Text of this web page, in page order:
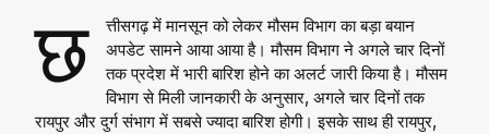
छ
त्तीसगढ़ में मानसून को लेकर मौसम विभाग का बड़ा बयान
अपडेट सामने आया आया है। मौसम विभाग ने अगले चार दिनों
तक प्रदेश में भारी बारिश होने का अलर्ट जारी किया है। मौसम
विभाग से मिली जानकारी के अनुसार, अगले चार दिनों तक
रायपुर और दुर्ग संभाग में सबसे ज्यादा बारिश होगी। इसके साथ ही रायपुर,